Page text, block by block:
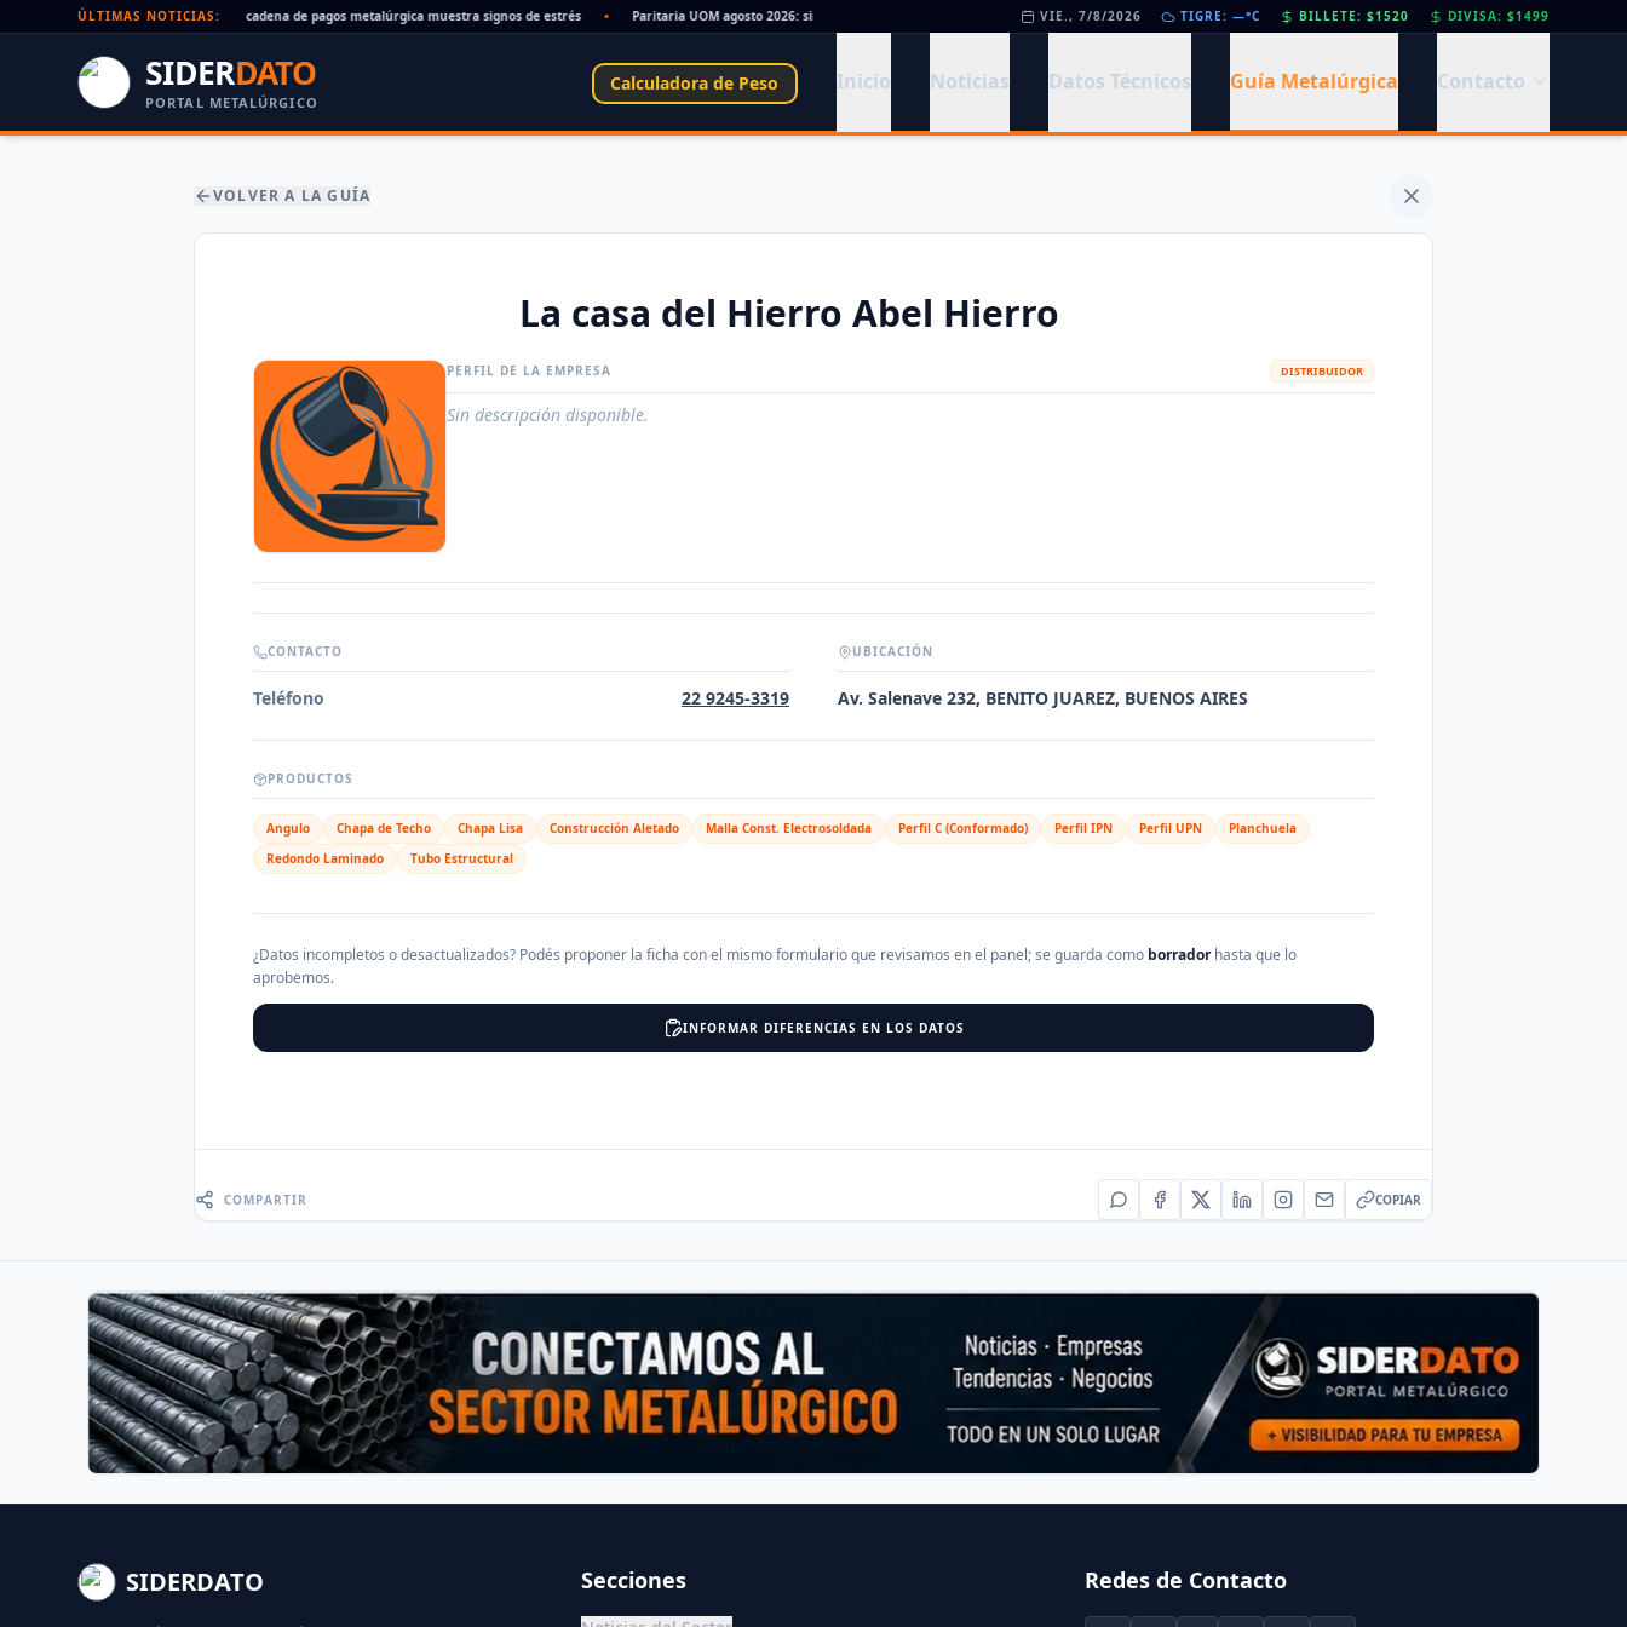
ÚLTIMAS NOTICIAS:
Cheques rechazados en alza: la cadena de pagos metalúrgica muestra signos de estrés Paritaria UOM agosto 2026: sin acuerdo, siguen vigentes los valores de abril • Día de la Siderurgia: cómo llega el sector al aniversario 78 del legado de Savio
VIE., 7/8/2026 TIGRE: —°C BILLETE: $1520 DIVISA: $1499
SIDERDATO
PORTAL METALÚRGICO
Calculadora de Peso Inicio Noticias Datos Técnicos Guía Metalúrgica Contacto
VOLVER A LA GUÍA
La casa del Hierro Abel Hierro
PERFIL DE LA EMPRESA DISTRIBUIDOR
Sin descripción disponible.
CONTACTO
Teléfono 22 9245-3319
UBICACIÓN
Av. Salenave 232, BENITO JUAREZ, BUENOS AIRES
PRODUCTOS
Angulo Chapa de Techo Chapa Lisa Construcción Aletado Malla Const. Electrosoldada Perfil C (Conformado) Perfil IPN Perfil UPN
Planchuela
Redondo Laminado
Tubo Estructural
¿Datos incompletos o desactualizados? Podés proponer la ficha con el mismo formulario que revisamos en el panel; se guarda como borradorhasta que lo
aprobemos.
INFORMAR DIFERENCIAS EN LOS DATOS
COMPARTIR COPIAR
SIDERDATO Secciones Redes de Contacto